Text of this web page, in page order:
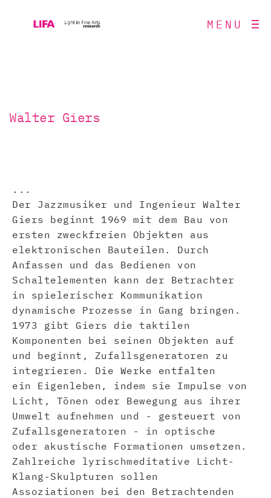
MENU
Walter Giers
...
Der Jazzmusiker und Ingenieur Walter
Giers beginnt 1969 mit dem Bau von
ersten zweckfreien Objekten aus
elektronischen Bauteilen. Durch
Anfassen und das Bedienen von
Schaltelementen kann der Betrachter
in spielerischer Kommunikation
dynamische Prozesse in Gang bringen.
1973 gibt Giers die taktilen
Komponenten bei seinen Objekten auf
und beginnt, Zufallsgeneratoren zu
integrieren. Die Werke entfalten
ein Eigenleben, indem sie Impulse von
Licht, Tönen oder Bewegung aus ihrer
Umwelt aufnehmen und - gesteuert von
Zufallsgeneratoren - in optische
oder akustische Formationen umsetzen.
Zahlreiche lyrischmeditative Licht-
Klang-Skulpturen sollen
Assoziationen bei den Betrachtenden